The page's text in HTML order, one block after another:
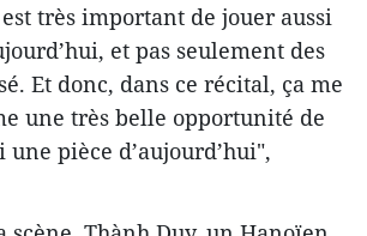
est très important de jouer aussi
et pas seulement des
Et donc, dans ce récital, ça me
une très belle opportunité de
une pièce d’aujourd’hui",